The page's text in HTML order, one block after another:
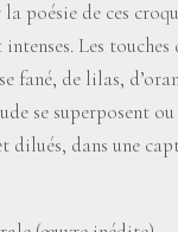
poésie de ces
Les
fané, de lilas,
se superposent ou
dilués, dans une